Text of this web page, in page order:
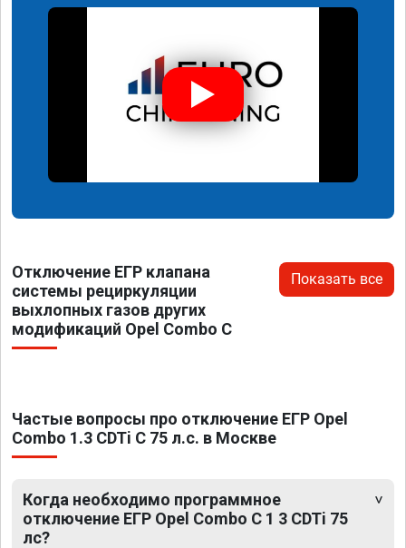
Отключение ЕГР клапана
системы рециркуляции
выхлопных газов других
модификаций Opel Combo C
Показать все
Частые вопросы про отключение ЕГР Opel
Combo 1.3 CDTi C 75 л.с. в Москве
Когда необходимо программное
отключение ЕГР Opel Combo C 1 3 CDTi 75
лс?